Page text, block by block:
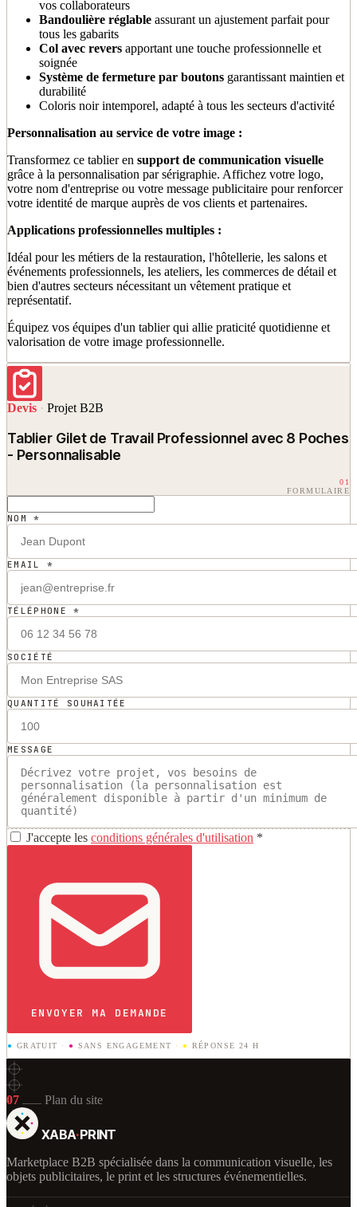
vos collaborateurs
Bandoulière réglable assurant un ajustement parfait pour
tous les gabarits
Col avec revers apportant une touche professionnelle et
soignée
Système de fermeture par boutons garantissant maintien et
durabilité
Coloris noir intemporel, adapté à tous les secteurs d'activité
Personnalisation au service de votre image :
Transformez ce tablier en support de communication visuelle
grâce à la personnalisation par sérigraphie. Affichez votre logo,
votre nom d'entreprise ou votre message publicitaire pour renforcer
votre identité de marque auprès de vos clients et partenaires.
Applications professionnelles multiples :
Idéal pour les métiers de la restauration, l'hôtellerie, les salons et
événements professionnels, les ateliers, les commerces de détail et
bien d'autres secteurs nécessitant un vêtement pratique et
représentatif.
Équipez vos équipes d'un tablier qui allie praticité quotidienne et
valorisation de votre image professionnelle.
Devis · Projet B2B
Tablier Gilet de Travail Professionnel avec 8 Poches
- Personnalisable
01
FORMULAIRE
NOM *
EMAIL *
TÉLÉPHONE *
SOCIÉTÉ
QUANTITÉ SOUHAITÉE
MESSAGE
J'accepte les conditions générales d'utilisation *
ENVOYER MA DEMANDE
● GRATUIT · ● SANS ENGAGEMENT · ● RÉPONSE 24 H
07 Plan du site
XABA·PRINT
Marketplace B2B spécialisée dans la communication visuelle, les
objets publicitaires, le print et les structures événementielles.